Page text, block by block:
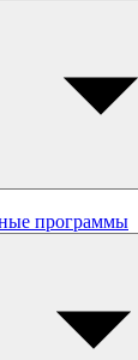
программы